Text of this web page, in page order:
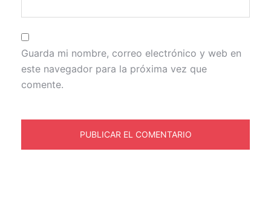
Guarda mi nombre, correo electrónico y web en
este navegador para la próxima vez que
comente.